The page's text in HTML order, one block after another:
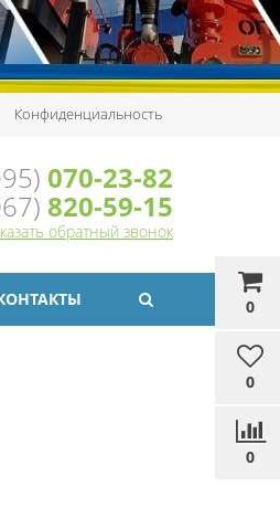
Конфиденциальность
0
0
0
070-23-82
820-59-15
обратный звонок